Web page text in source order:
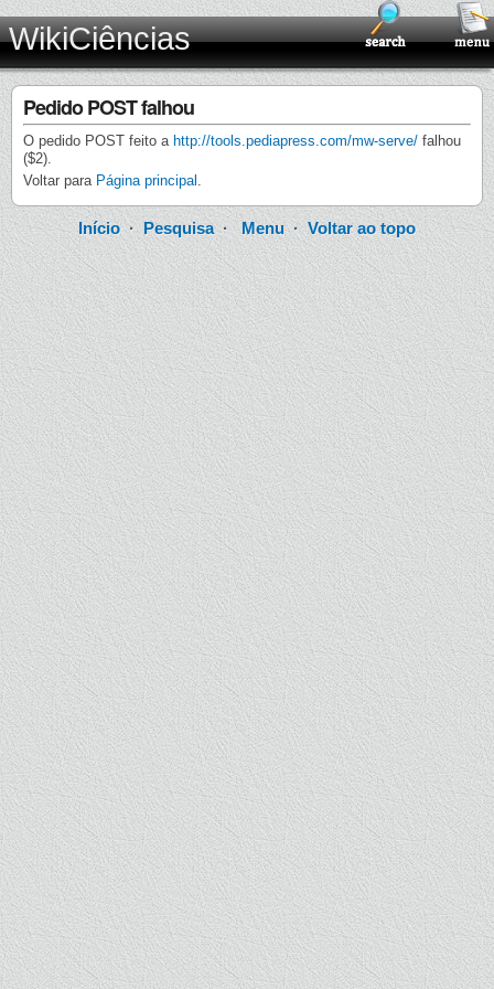
WikiCiências
Pedido POST falhou
O pedido POST feito a http://tools.pediapress.com/mw-serve/ falhou
($2).
Voltar para Página principal .
Início·Pesquisa· Menu· Voltar ao topo